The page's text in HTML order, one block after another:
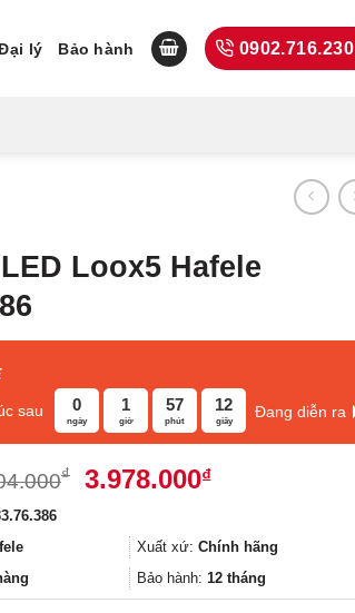
lý Bảo hành 0902.716.230
Loox5 Hafele
sau 0
ngày
1
giờ
57
phút
11
giây
Đang diễn ra
₫
Giá
5.304.000₫.
3.978.000₫Giá
là:
3.978.000₫.
Xuất xứ: Chính hãng
Bảo hành: 12 tháng